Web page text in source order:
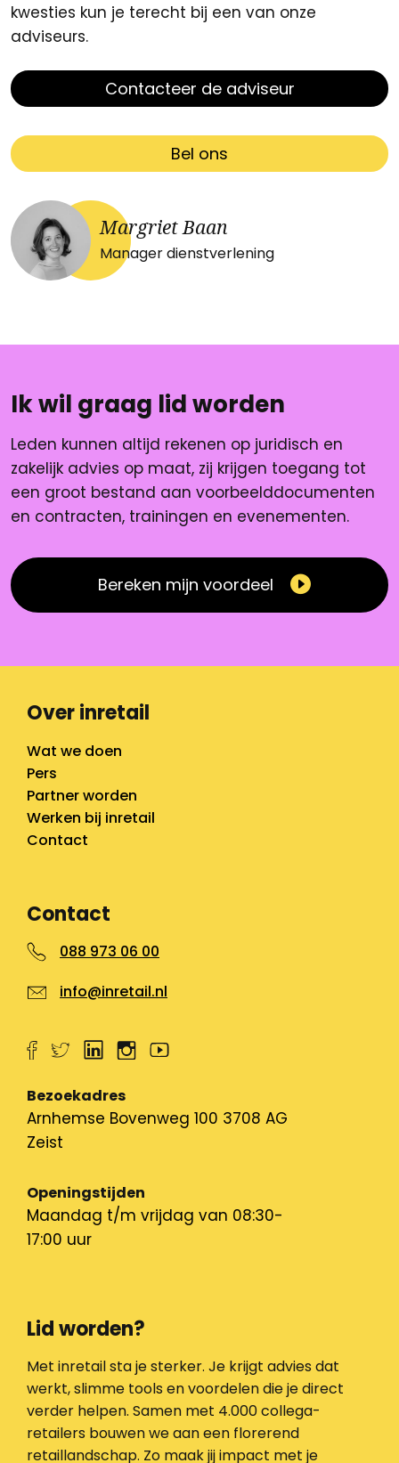
kwesties kun je terecht bij een van onze
adviseurs.
Contacteer de adviseur
Bel ons
Margriet Baan
Manager dienstverlening
Ik wil graag lid worden
Leden kunnen altijd rekenen op juridisch en
zakelijk advies op maat, zij krijgen toegang tot
een groot bestand aan voorbeelddocumenten
en contracten, trainingen en evenementen.
Bereken mijn voordeel
Over inretail
Wat we doen
Pers
Partner worden
Werken bij inretail
Contact
Contact
088 973 06 00
info@inretail.nl
Bezoekadres
Arnhemse Bovenweg 100 3708 AG
Zeist
Openingstijden
Maandag t/m vrijdag van 08:30-
17:00 uur
Lid worden?
Met inretail sta je sterker. Je krijgt advies dat
werkt, slimme tools en voordelen die je direct
verder helpen. Samen met 4.000 collega-
retailers bouwen we aan een florerend
retaillandschap. Zo maak jij impact met je